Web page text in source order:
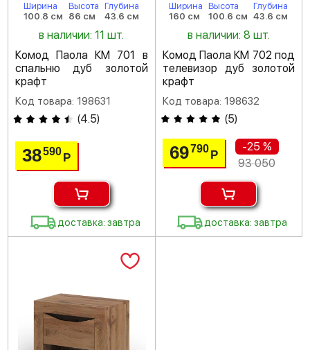
Ширина
100.8 см
Высота
86 см
Глубина
43.6 см
в наличии: 11 шт.
Комод Паола КМ 701 в
спальню дуб золотой
крафт
Код товара: 198631
(4.5)
38590Р
доставка: завтра
Ширина
160 см
Высота
100.6 см
Глубина
43.6 см
в наличии: 8 шт.
Комод Паола КМ 702 под
телевизор дуб золотой
крафт
Код товара: 198632
(5)
69790 Р
-25 %
93 050
доставка: завтра